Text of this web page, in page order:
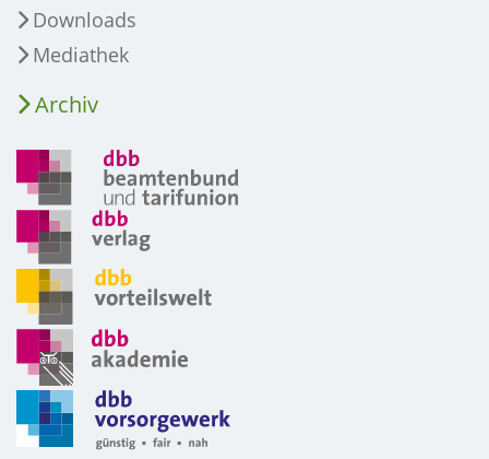
Downloads
Mediathek
Archiv